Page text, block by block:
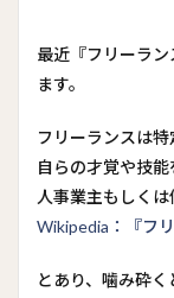
最近『フリーラ
ます。
フリーランスは特
自らの才覚や技
人事業主もしくは
Wikipedia：『フ
とあり、噛み砕